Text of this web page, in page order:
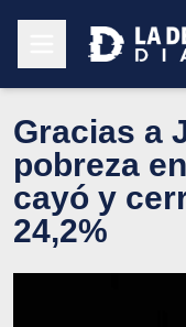
Gracias a
pobreza
cayó y
24,2%